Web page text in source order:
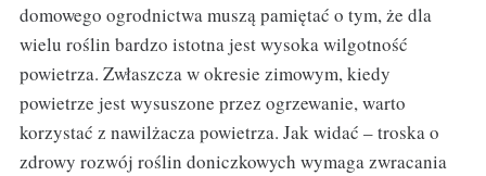
domowego ogrodnictwa muszą pamiętać o tym, że dla
wielu roślin bardzo istotna jest wysoka wilgotność
powietrza. Zwłaszcza w okresie zimowym, kiedy
powietrze jest wysuszone przez ogrzewanie, warto
korzystać z nawilżacza powietrza. Jak widać – troska o
zdrowy rozwój roślin doniczkowych wymaga zwracania